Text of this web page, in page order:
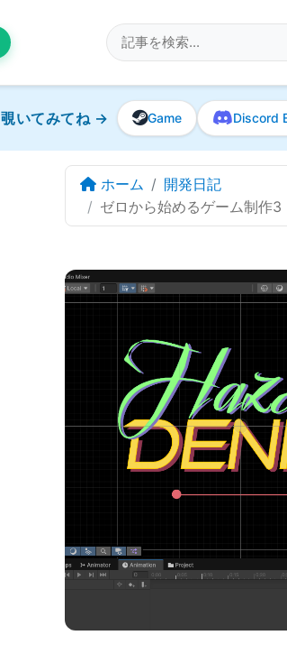
覗いてみてね → Game Discord
ホーム
開発日記
ゼロから始めるゲーム制作